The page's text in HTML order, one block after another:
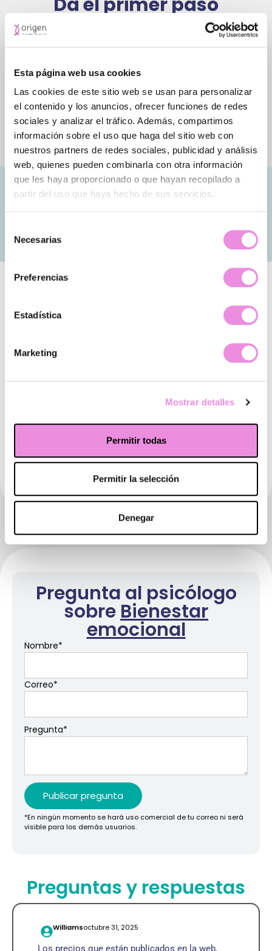
Esta página web usa cookies
Las cookies de este sitio web se usan para personalizar
el contenido y los anuncios, ofrecer funciones de redes
sociales y analizar el tráfico. Además, compartimos
información sobre el uso que haga del sitio web con
nuestros partners de redes sociales, publicidad y análisis
web, quienes pueden combinarla con otra información
que les haya proporcionado o que hayan recopilado a
partir del uso que haya hecho de sus servicios.
Necesarias
Preferencias
Estadística
Marketing
Mostrar detalles
Permitir todas
Permitir la selección
Denegar
hacia el cambio.
Tu bienestar merece un sí. Completa el formulario
confidencialidad y sin compromiso.
Agenda ahora desde aquí tu
primera visita gratuita
Preguntas frecuentes
una terapia?
¿Qué tipo de enfoque se utiliza?
¿Qué beneficios tiene trabajar el
bienestar emocional?
¿Qué señales indican que necesito
cuidar más mi bienestar emocional?
Pregunta al psicólogo
sobre Bienestar
emocional
Nombre*
Correo*
Pregunta*
Publicar pregunta
*En ningún momento se hará uso comercial de tu correo ni será
visible para los demás usuarios.
Preguntas y respuestas
Williamsoctubre 31, 2025
Los precios que están publicados en la web,